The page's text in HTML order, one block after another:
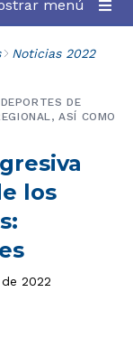
menú
Noticias 2022
los
DE
ASÍ COMO
2022